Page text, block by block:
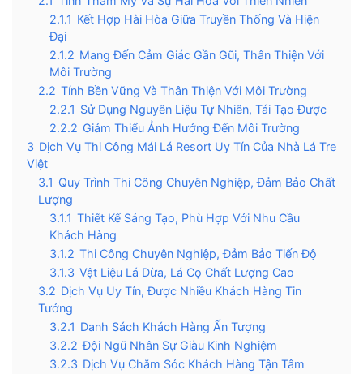
2.1.1 Kết Hợp Hài Hòa Giữa Truyền Thống Và Hiện
Đại
2.1.2 Mang Đến Cảm Giác Gần Gũi, Thân Thiện Với
Môi Trường
2.2 Tính Bền Vững Và Thân Thiện Với Môi Trường
2.2.1 Sử Dụng Nguyên Liệu Tự Nhiên, Tái Tạo Được
2.2.2 Giảm Thiểu Ảnh Hưởng Đến Môi Trường
3 Dịch Vụ Thi Công Mái Lá Resort Uy Tín Của Nhà Lá Tre
Việt
3.1 Quy Trình Thi Công Chuyên Nghiệp, Đảm Bảo Chất
Lượng
3.1.1 Thiết Kế Sáng Tạo, Phù Hợp Với Nhu Cầu
Khách Hàng
3.1.2 Thi Công Chuyên Nghiệp, Đảm Bảo Tiến Độ
3.1.3 Vật Liệu Lá Dừa, Lá Cọ Chất Lượng Cao
3.2 Dịch Vụ Uy Tín, Được Nhiều Khách Hàng Tin
Tưởng
3.2.1 Danh Sách Khách Hàng Ấn Tượng
3.2.2 Đội Ngũ Nhân Sự Giàu Kinh Nghiệm
3.2.3 Dịch Vụ Chăm Sóc Khách Hàng Tận Tâm